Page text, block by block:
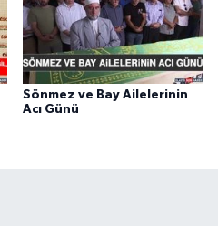
Sönmez ve Bay Ailelerinin
Acı Günü